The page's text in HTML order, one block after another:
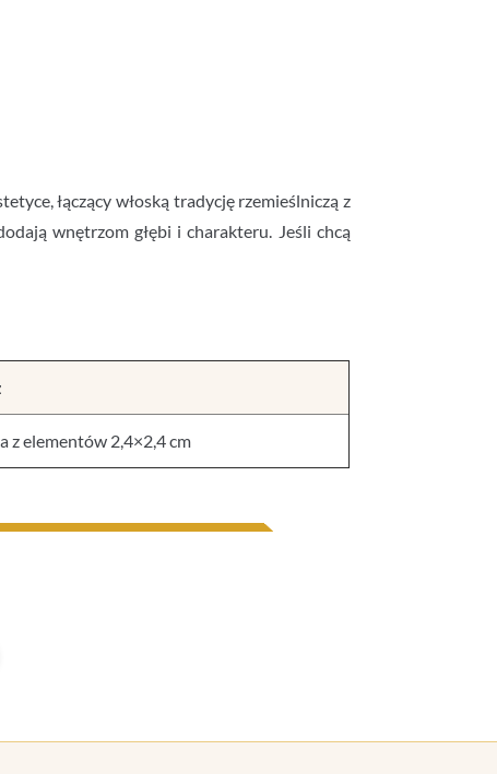
łączący włoską tradycję rzemieślniczą z
wnętrzom głębi i charakteru. Jeśli chcą
z elementów 2,4×2,4 cm